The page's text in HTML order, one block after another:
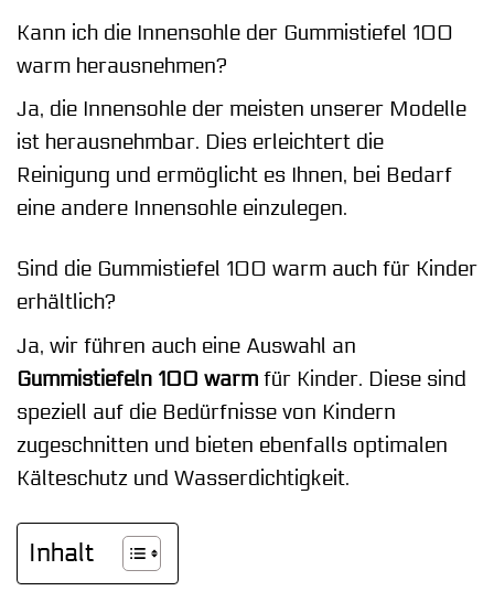
Kann ich die Innensohle der Gummistiefel 100
warm herausnehmen?
Ja, die Innensohle der meisten unserer Modelle
ist herausnehmbar. Dies erleichtert die
Reinigung und ermöglicht es Ihnen, bei Bedarf
eine andere Innensohle einzulegen.
Sind die Gummistiefel 100 warm auch für Kinder
erhältlich?
Ja, wir führen auch eine Auswahl an
Gummistiefeln 100 warm für Kinder. Diese sind
speziell auf die Bedürfnisse von Kindern
zugeschnitten und bieten ebenfalls optimalen
Kälteschutz und Wasserdichtigkeit.
Inhalt